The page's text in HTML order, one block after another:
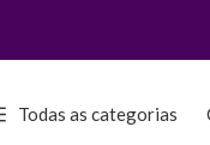
Todas as categorias